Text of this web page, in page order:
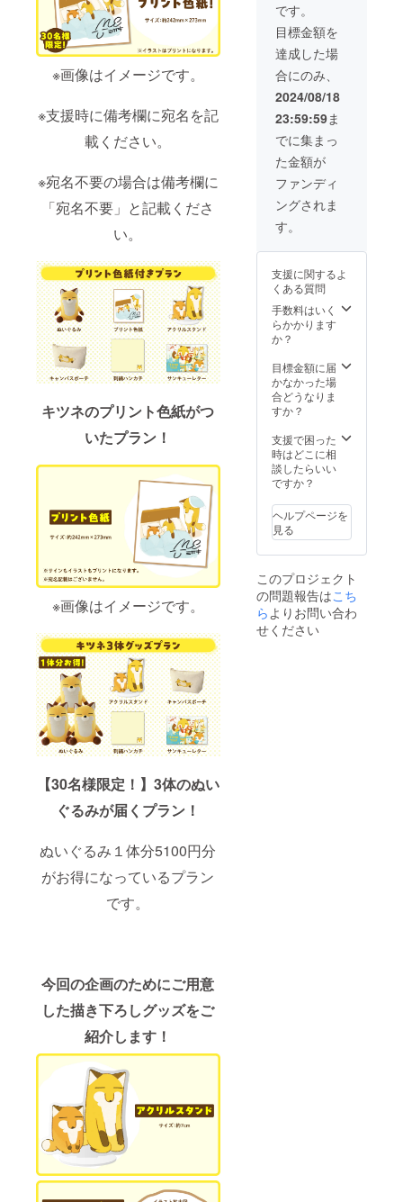
※画像はイメージです。
※支援時に備考欄に宛名を記
載ください。
※宛名不要の場合は備考欄に
「宛名不要」と記載くださ
い。
キツネのプリント色紙がつ
いたプラン！
※画像はイメージです。
【30名様限定！】3体のぬい
ぐるみが届くプラン！
ぬいぐるみ１体分5100円分
がお得になっているプラン
です。
今回の企画のためにご用意
した描き下ろしグッズをご
紹介します！
料660円
を含ん
でおり
ます。
です。
目標金額を
達成した場
合にのみ、
2024/08/18
23:59:59ま
でに集まっ
た金額が
ファンディ
ングされま
す。
支援に関するよ
くある質問
手数料はいく
らかかります
か？
目標金額に届
かなかった場
合どうなりま
すか？
支援で困った
時はどこに相
談したらいい
ですか？
ヘルプページを
見る
このプロジェクト
の問題報告はこち
らよりお問い合わ
せください